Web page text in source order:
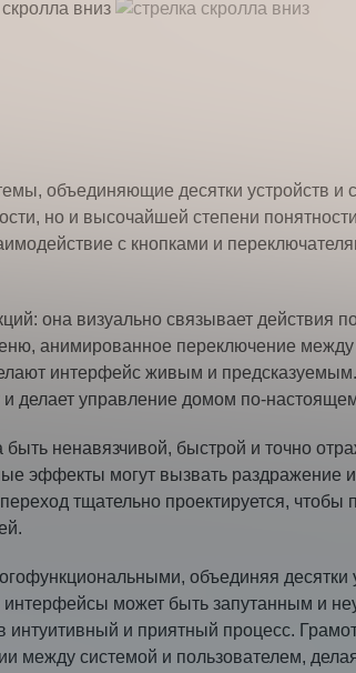
объединяющие десятки устройств и
но и высочайшей степени
с кнопками и
она визуально связывает действия
анимированное переключение
интерфейс живым и
и делает управление домом по-
ненавязчивой, быстрой и точно
эффекты могут вызвать раздражение
тщательно проектируется, чтобы
объединяя десятки
интерфейсы может быть запутанным и
и приятный процесс.
между системой и пользователем,